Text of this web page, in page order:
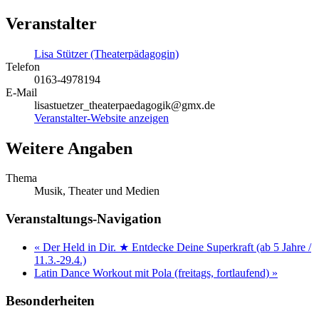
Veranstalter
Lisa Stützer (Theaterpädagogin)
Telefon
0163-4978194
E-Mail
lisastuetzer_theaterpaedagogik@gmx.de
Veranstalter-Website anzeigen
Weitere Angaben
Thema
Musik, Theater und Medien
Veranstaltungs-Navigation
« Der Held in Dir. ★ Entdecke Deine Superkraft (ab 5 Jahre /
11.3.-29.4.)
Latin Dance Workout mit Pola (freitags, fortlaufend) »
Besonderheiten